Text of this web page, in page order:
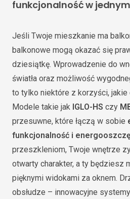
funkcjonalność w jednym
Jeśli Twoje mieszkanie ma
balkonowe mogą okazać się
dziesiątkę. Wprowadzenie do
światła oraz możliwość
to tylko niektóre z korzyści, jakie
Modele takie jak IGLO-HS czy
przesuwne, które łączą w sobie
funkcjonalność i
przeszkleniom, Twoje wnętrze
otwarty charakter, a ty będziesz
pięknymi widokami za oknem.
obsłudze – innowacyjne